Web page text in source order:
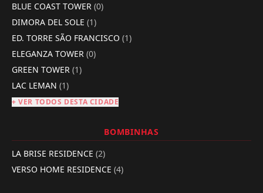
BLUE COAST TOWER (0)
DIMORA DEL SOLE (1)
ED. TORRE SÃO FRANCISCO (1)
ELEGANZA TOWER (0)
GREEN TOWER (1)
LAC LEMAN (1)
+ VER TODOS DESTA CIDADE
BOMBINHAS
LA BRISE RESIDENCE (2)
VERSO HOME RESIDENCE (4)